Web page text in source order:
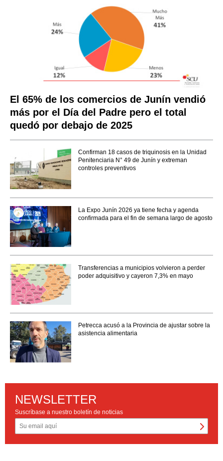
El 65% de los comercios de Junín vendió
más por el Día del Padre pero el total
quedó por debajo de 2025
Confirman 18 casos de triquinosis en la Unidad
Penitenciaria N° 49 de Junín y extreman
controles preventivos
La Expo Junín 2026 ya tiene fecha y agenda
confirmada para el fin de semana largo de agosto
Transferencias a municipios volvieron a perder
poder adquisitivo y cayeron 7,3% en mayo
Petrecca acusó a la Provincia de ajustar sobre la
asistencia alimentaria
NEWSLETTER
Suscríbase a nuestro boletín de noticias